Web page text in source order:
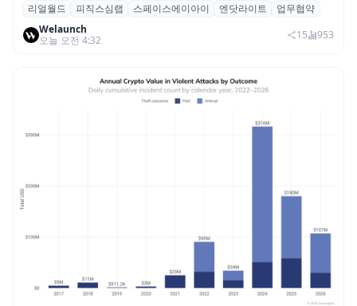
리얼월드, 로봇테크 스타트업 3곳과 손잡고
휴머노이드 표준 만든다
리얼월드 피직스심랩 스페이스에이아이 엔닷라이트
업무협약
Welaunch
오늘 오전 4:32
15 953